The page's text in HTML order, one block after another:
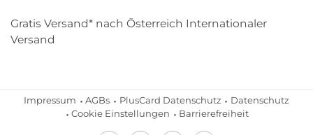
Gratis Versand* nach Österreich Internationaler
Versand
Impressum AGBs PlusCard Datenschutz
Datenschutz
Cookie Einstellungen
Barrierefreiheit